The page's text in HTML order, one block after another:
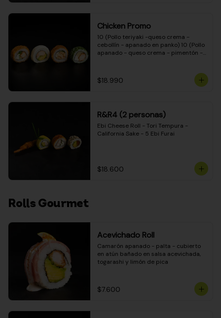
teriyaki - queso crema - cebollín -
envuelto en masa tempura) 10
(Pimentón - queso crema - cebollín -
envuelto en masa tempura)
Chicken Promo
10 (Pollo teriyaki -queso crema -
cebollín - apanado en panko) 10 (Pollo
apanado - queso crema - pimentón -
ciboulette) 10 (Pollo teriyaki - palta -
envuelto en queso crema)
$18.990
R&R4 (2 personas)
Ebi Cheese Roll - Tori Tempura -
California Sake - 5 Ebi Furai
$18.600
Rolls Gourmet
Acevichado Roll
Camarón apanado - palta - cubierto
en atún bañado en salsa acevichada,
togarashi y limón de pica
$7.600